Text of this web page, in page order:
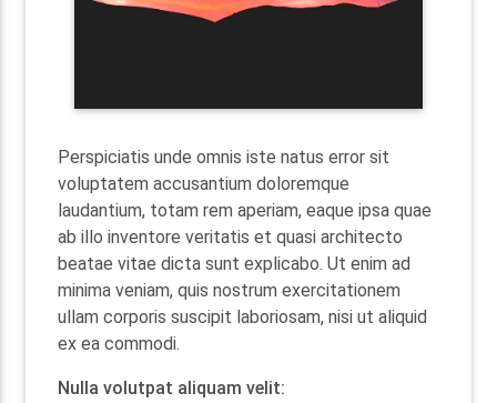
Perspiciatis unde omnis iste natus error sit
voluptatem accusantium doloremque
laudantium, totam rem aperiam, eaque ipsa quae
ab illo inventore veritatis et quasi architecto
beatae vitae dicta sunt explicabo. Ut enim ad
minima veniam, quis nostrum exercitationem
ullam corporis suscipit laboriosam, nisi ut aliquid
ex ea commodi.
Nulla volutpat aliquam velit: